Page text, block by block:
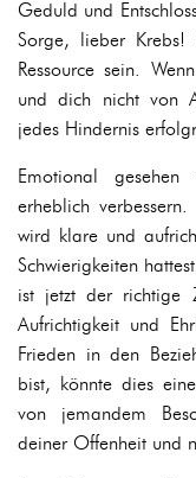
Geduld und
Sorge, lieber Krebs!
Ressource sein.
und dich nicht von
jedes Hindernis
Emotional
erheblich
wird klare und
Schwierigkeiten
ist jetzt der richtige
Aufrichtigkeit und
Frieden in den
bist, könnte dies
von jemandem
deiner Offenheit und